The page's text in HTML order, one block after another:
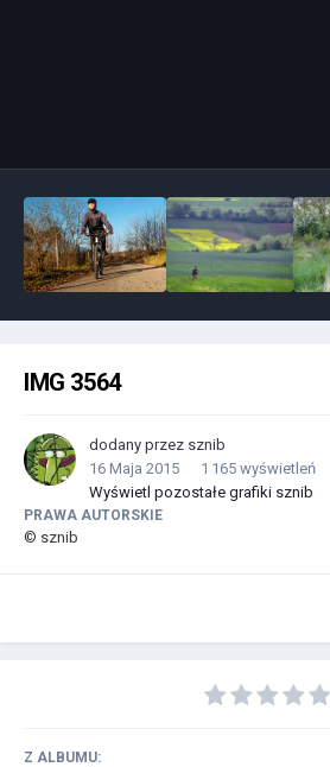
IMG 3564
dodany przez sznib
16 Maja 2015
1 165 wyświetleń
Wyświetl pozostałe grafiki sznib
PRAWA AUTORSKIE
© sznib
Z ALBUMU: